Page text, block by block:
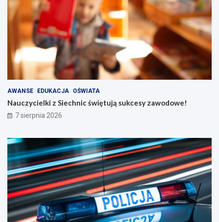
AWANSE EDUKACJA OŚWIATA
Nauczycielki z Siechnic świętują sukcesy zawodowe!
7 sierpnia 2026